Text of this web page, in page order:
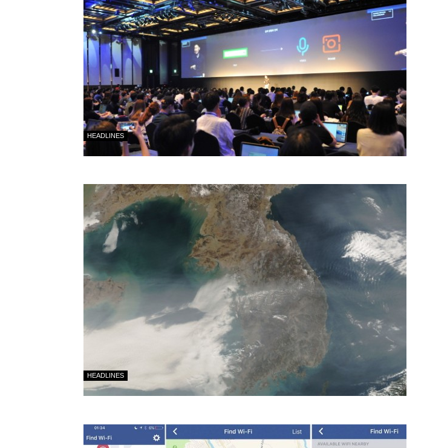
HEADLINES
HEADLINES